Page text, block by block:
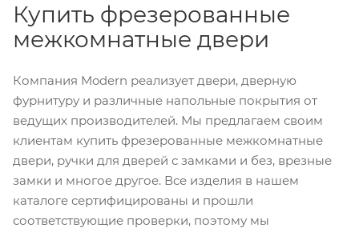
Купить фрезерованные
межкомнатные двери
Компания Modern реализует двери, дверную
фурнитуру и различные напольные покрытия от
ведущих производителей. Мы предлагаем своим
клиентам купить фрезерованные межкомнатные
двери, ручки для дверей с замками и без, врезные
замки и многое другое. Все изделия в нашем
каталоге сертифицированы и прошли
соответствующие проверки, поэтому мы